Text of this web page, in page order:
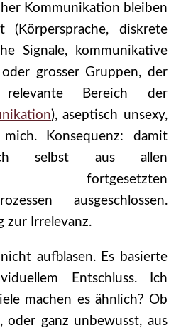
Kommunikation bleiben
(Körpersprache, diskrete
Signale, kommunikative
grosser Gruppen, der
Bereich der
), aseptisch unsexy,
Konsequenz: damit
selbst aus allen
fortgesetzten
ausgeschlossen.
zur Irrelevanz.
aufblasen. Es basierte
Entschluss. Ich
machen es ähnlich? Ob
oder ganz unbewusst, aus